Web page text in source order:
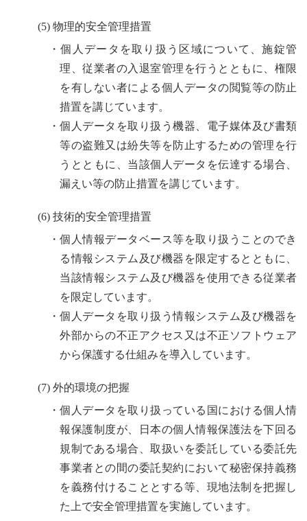
(5) 物理的安全管理措置
・個人データを取り扱う区域について、施錠管
理、従業者の入退室管理を行うとともに、権限
を有しない者による個人データの閲覧等の防止
措置を講じています。
・個人データを取り扱う機器、電子媒体及び書類
等の盗難又は紛失等を防止するための管理を行
うとともに、当該個人データを伝達する場合、
漏えい等の防止措置を講じています。
(6) 技術的安全管理措置
・個人情報データベース等を取り扱うことのでき
る情報システム及び機器を限定するとともに、
当該情報システム及び機器を使用できる従業者
を限定しています。
・個人データを取り扱う情報システム及び機器を
外部からの不正アクセス又は不正ソフトウェア
から保護する仕組みを導入しています。
(7) 外的環境の把握
・個人データを取り扱っている国における個人情
報保護制度が、日本の個人情報保護法を下回る
規制である場合、取扱いを委託している委託先
事業者との間の委託契約において秘密保持義務
を義務付けることとする等、現地法制を把握し
た上で安全管理措置を実施しています。